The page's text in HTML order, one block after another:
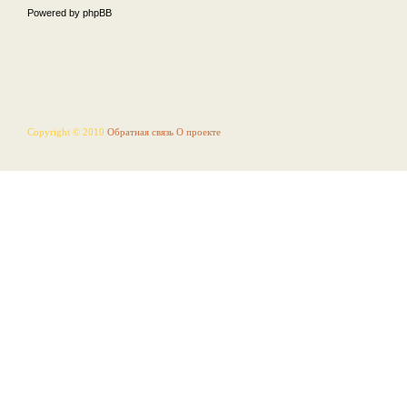
Powered by phpBB
Copyright © 2010 Обратная связь О проекте